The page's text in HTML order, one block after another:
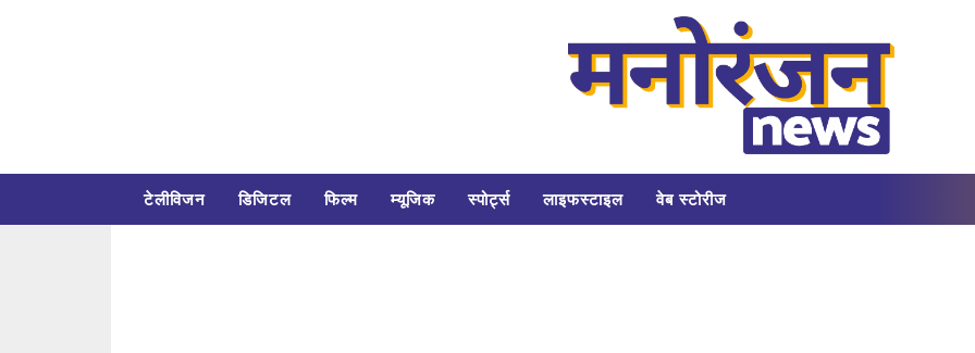
टेलीविजन डिजिटल फिल्म म्यूजिक स्पोर्ट्स लाइफस्टाइल वेब स्टोरीज